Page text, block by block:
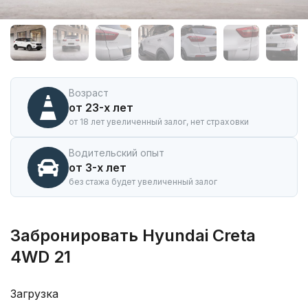
Аренда
автомобиля
Hyundai
Creta
Горно-
Алтайске
Возраст
от 23-х лет
от 18 лет увеличенный залог, нет страховки
Водительский опыт
от 3-х лет
без стажа будет увеличенный залог
Забронировать Hyundai Creta
4WD 21
Загрузка